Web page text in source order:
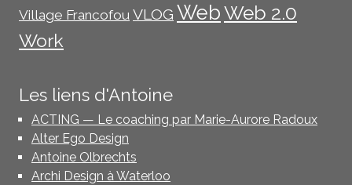
Village Francofou VLOG WebWeb 2.0
Work
Les liens d'Antoine
ACTING — Le coaching par Marie-Aurore Radoux
Alter Ego Design
Antoine Olbrechts
Archi Design à Waterloo